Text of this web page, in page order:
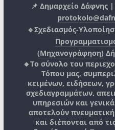
📌 Δημαρχείο Δάφνης
🔹Σχεδιασμός-
(Μηχανογράφηση)
🔸Το σύνολο του
Τόπου μας,
κειμένων, ειδήσεων,
σχεδιαγραμμάτων,
υπηρεσιών και
αποτελούν
και διέπονται από